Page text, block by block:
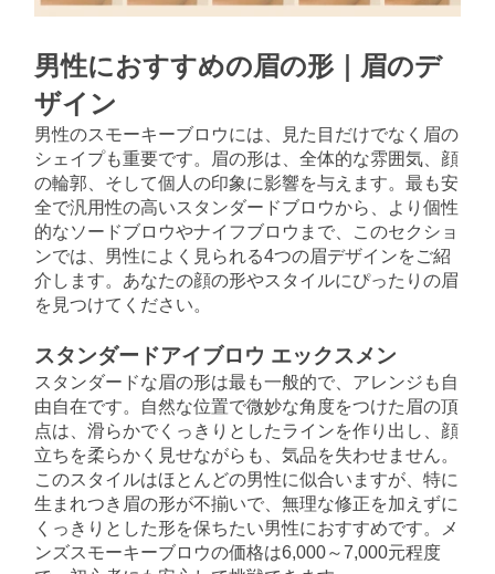
男性におすすめの眉の形｜眉のデ
ザイン
男性のスモーキーブロウには、見た目だけでなく眉の
シェイプも重要です。眉の形は、全体的な雰囲気、顔
の輪郭、そして個人の印象に影響を与えます。最も安
全で汎用性の高いスタンダードブロウから、より個性
的なソードブロウやナイフブロウまで、このセクショ
ンでは、男性によく見られる4つの眉デザインをご紹
介します。あなたの顔の形やスタイルにぴったりの眉
を見つけてください。
スタンダードアイブロウ エックスメン
スタンダードな眉の形は最も一般的で、アレンジも自
由自在です。自然な位置で微妙な角度をつけた眉の頂
点は、滑らかでくっきりとしたラインを作り出し、顔
立ちを柔らかく見せながらも、気品を失わせません。
このスタイルはほとんどの男性に似合いますが、特に
生まれつき眉の形が不揃いで、無理な修正を加えずに
くっきりとした形を保ちたい男性におすすめです。メ
ンズスモーキーブロウの価格は6,000～7,000元程度